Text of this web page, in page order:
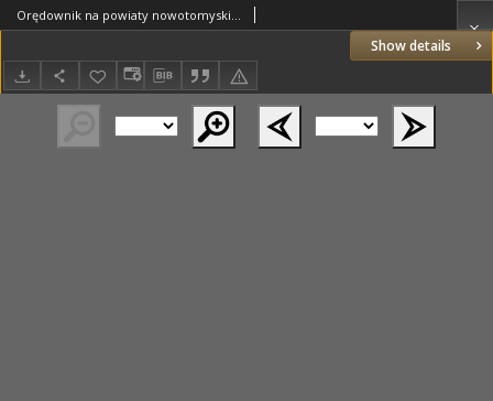
Show details
Orędownik na powiaty nowotomyski i wolsztyński 1937.04.06 R.18 Nr37